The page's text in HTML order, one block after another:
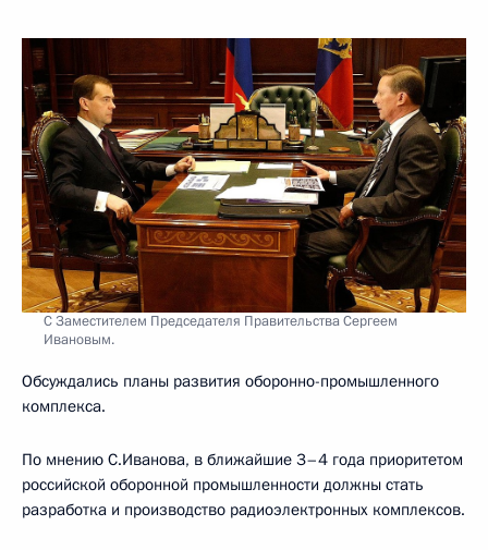
С Заместителем Председателя Правительства Сергеем
Ивановым.
Обсуждались планы развития оборонно-промышленного
комплекса.
По мнению С.Иванова, в ближайшие 3–4 года приоритетом
российской оборонной промышленности должны стать
разработка и производство радиоэлектронных комплексов.